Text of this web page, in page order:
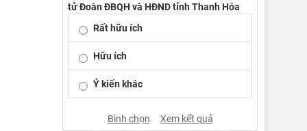
tử Đoàn ĐBQH và HĐND tỉnh Thanh Hóa
Rất hữu ích
Hữu ích
Ý kiến khác
Bình chọn Xem kết quả